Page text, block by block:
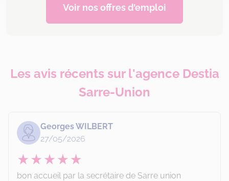
Voir nos offres d’emploi
Les avis récents sur l'agence Destia
Sarre-Union
Georges WILBERT
27/05/2026
bon accueil par la secrétaire de Sarre union